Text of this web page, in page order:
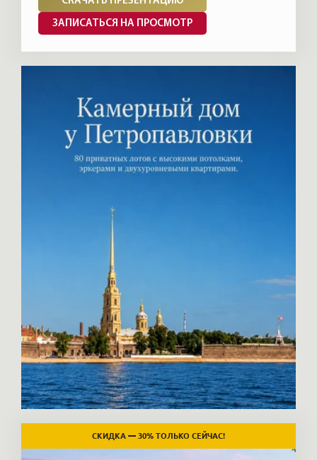
ЗАПИСАТЬСЯ НА ПРОСМОТР
СКИДКА — 30% ТОЛЬКО СЕЙЧАС!